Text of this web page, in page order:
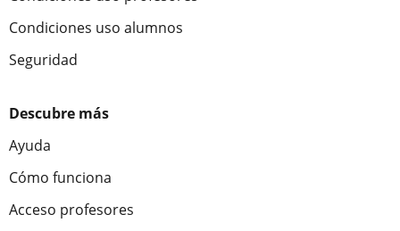
Condiciones uso alumnos
Seguridad
Descubre más
Ayuda
Cómo funciona
Acceso profesores